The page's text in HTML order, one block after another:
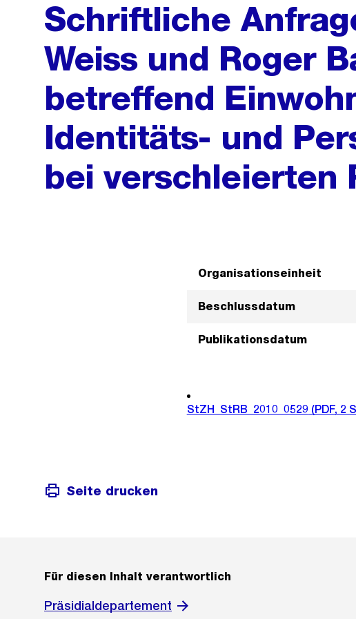
Schriftliche
Weiss und Roger
betreffend
Identitäts- und
bei verschleierten
Organisationseinheit
Beschlussdatum
Publikationsdatum
StZH_StRB_2010_0529 (PDF, 2
Seite drucken
Für diesen Inhalt verantwortlich
Präsidialdepartement